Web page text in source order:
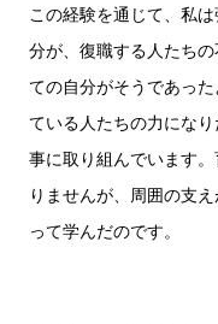
この経験を通じて、私
分が、復職する人たち
ての自分がそうであっ
ている人たちの力にな
事に取り組んでいます
りませんが、周囲の支
って学んだのです。